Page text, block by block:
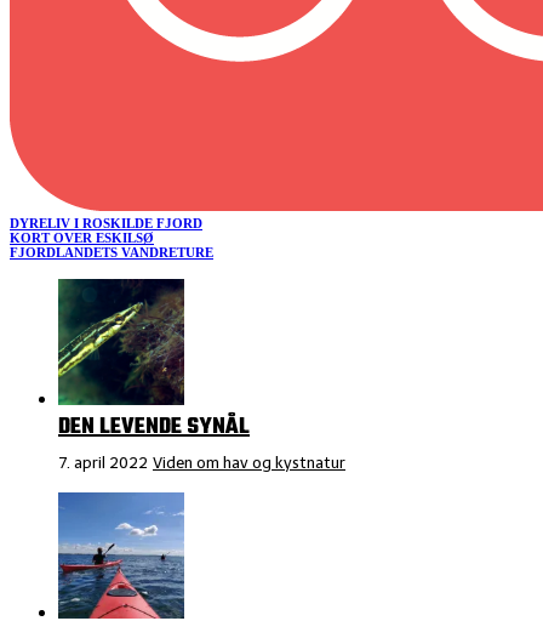
DYRELIV I ROSKILDE FJORD
KORT OVER ESKILSØ
FJORDLANDETS VANDRETURE
DEN LEVENDE SYNÅL
7. april 2022 Viden om hav og kystnatur